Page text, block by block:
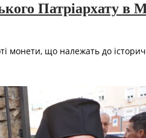
Патріархату в
монети, що належать до